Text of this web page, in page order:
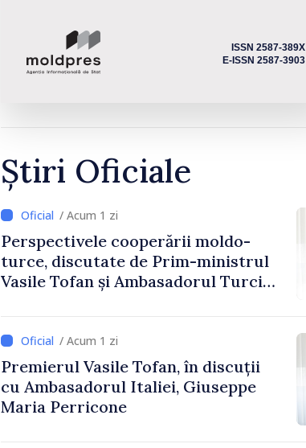
ISSN 2587-389X
E-ISSN 2587-3903
Știri Oficiale
/ Acum 1 zi
Perspectivele cooperării moldo-
turce, discutate de Prim-ministrul
Vasile Tofan și Ambasadorul Turciei,
/ Acum 1 zi
Premierul Vasile Tofan, în discuții
cu Ambasadorul Italiei, Giuseppe
Maria Perricone